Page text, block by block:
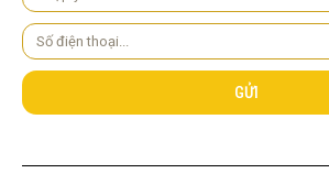
cầu
Số
điện
thoại
GỬI